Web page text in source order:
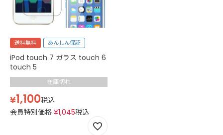
送料無料 あんしん保証
iPod touch 7 ガラス touch 6
touch 5
在庫切れ
¥1,100税込
会員特別価格 ¥1,045税込